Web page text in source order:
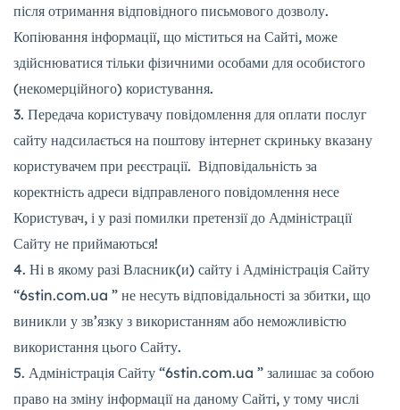
після отримання відповідного письмового дозволу.
Копіювання інформації, що міститься на Сайті, може
здійснюватися тільки фізичними особами для особистого
(некомерційного) користування.
Передача користувачу повідомлення для оплати послуг
сайту надсилається на поштову інтернет скриньку вказану
користувачем при реєстрації. Відповідальність за
коректність адреси відправленого повідомлення несе
Користувач, і у разі помилки претензії до Адміністрації
Сайту не приймаються!
Ні в якому разі Власник(и) сайту і Адміністрація Сайту
“6stin.com.ua ” не несуть відповідальності за збитки, що
виникли у зв’язку з використанням або неможливістю
використання цього Сайту.
Адміністрація Сайту “6stin.com.ua ” залишає за собою
право на зміну інформації на даному Сайті, у тому числі